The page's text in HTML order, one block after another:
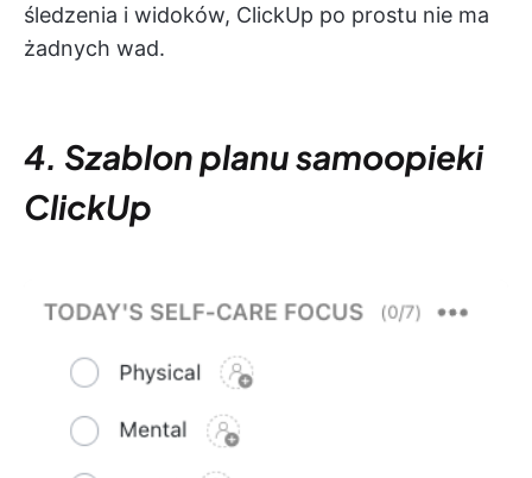
śledzenia i widoków, ClickUp po prostu nie ma
żadnych wad.
4. Szablon planu samoopieki
ClickUp